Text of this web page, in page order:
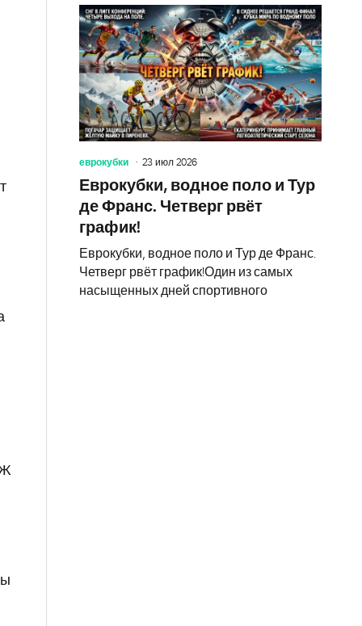
еврокубки 23 июл 2026
Еврокубки, водное поло и Тур
де Франс. Четверг рвёт
график!
Еврокубки, водное поло и Тур де Франс.
Четверг рвёт график!Один из самых
насыщенных дней спортивного